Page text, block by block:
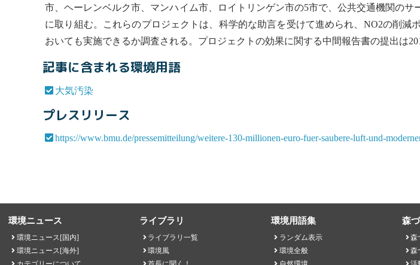
市、ヘーレンベルク市、マンハイム市、ロイトリンゲン市の5市で、公共交通機関の
に取り組む。これらのプロジェクトは、科学的な助言を受けて進められ、NO2の削
おいても実施できるか調査される。プロジェクトの効果に関する中間報告書の提出は
記事に含まれる環境用語
大気汚染
プレスリリース
https://www.bmu.de/pressemitteilung/weitere-130-millionen-euro-fuer-saubere-luft-und-
環境ニュース
環境ニュース[国内]
環境ニュース[海外]
ライブラリ
ライブラリ一覧
環境風
環境用語集
ランダム表示
環境全般
森
森
森